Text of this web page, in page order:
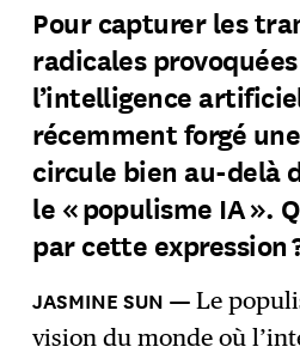
Pour capturer les
radicales
l’intelligence
récemment forgé
circule bien au-delà
le « populisme IA ».
par cette expression
Le
vision du monde où